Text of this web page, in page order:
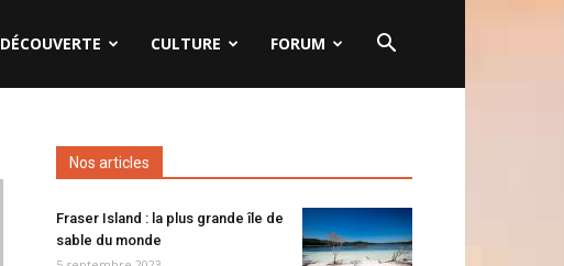
DÉCOUVERTE CULTURE FORUM
Nos articles
Fraser Island : la plus grande île de
sable du monde